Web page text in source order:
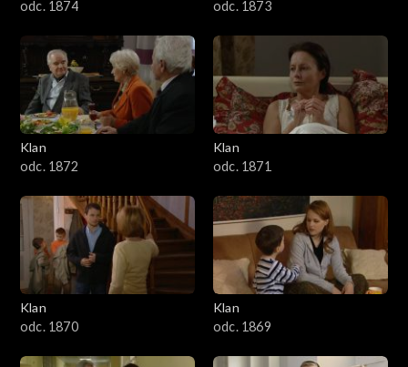
odc. 1874 odc. 1873
Klan
odc. 1872
Klan
odc. 1871
Klan
odc. 1870
Klan
odc. 1869